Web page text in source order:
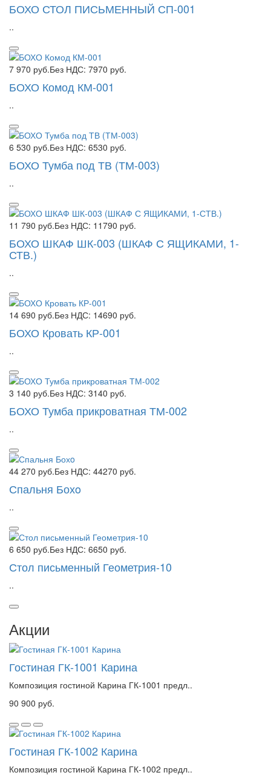
БОХО СТОЛ ПИСЬМЕННЫЙ СП-001
..
7 970 руб.Без НДС: 7970 руб.
БОХО Комод КМ-001
..
6 530 руб.Без НДС: 6530 руб.
БОХО Тумба под ТВ (ТМ-003)
..
11 790 руб.Без НДС: 11790 руб.
БОХО ШКАФ ШК-003 (ШКАФ С ЯЩИКАМИ, 1-
СТВ.)
..
14 690 руб.Без НДС: 14690 руб.
БОХО Кровать КР-001
..
3 140 руб.Без НДС: 3140 руб.
БОХО Тумба прикроватная ТМ-002
..
44 270 руб.Без НДС: 44270 руб.
Спальня Бохo
..
6 650 руб.Без НДС: 6650 руб.
Стол письменный Геометрия-10
..
Акции
Гостиная ГК-1001 Карина
Композиция гостиной Карина ГК-1001 предл..
90 900 руб.
Гостиная ГК-1002 Карина
Композиция гостиной Карина ГК-1002 предл..